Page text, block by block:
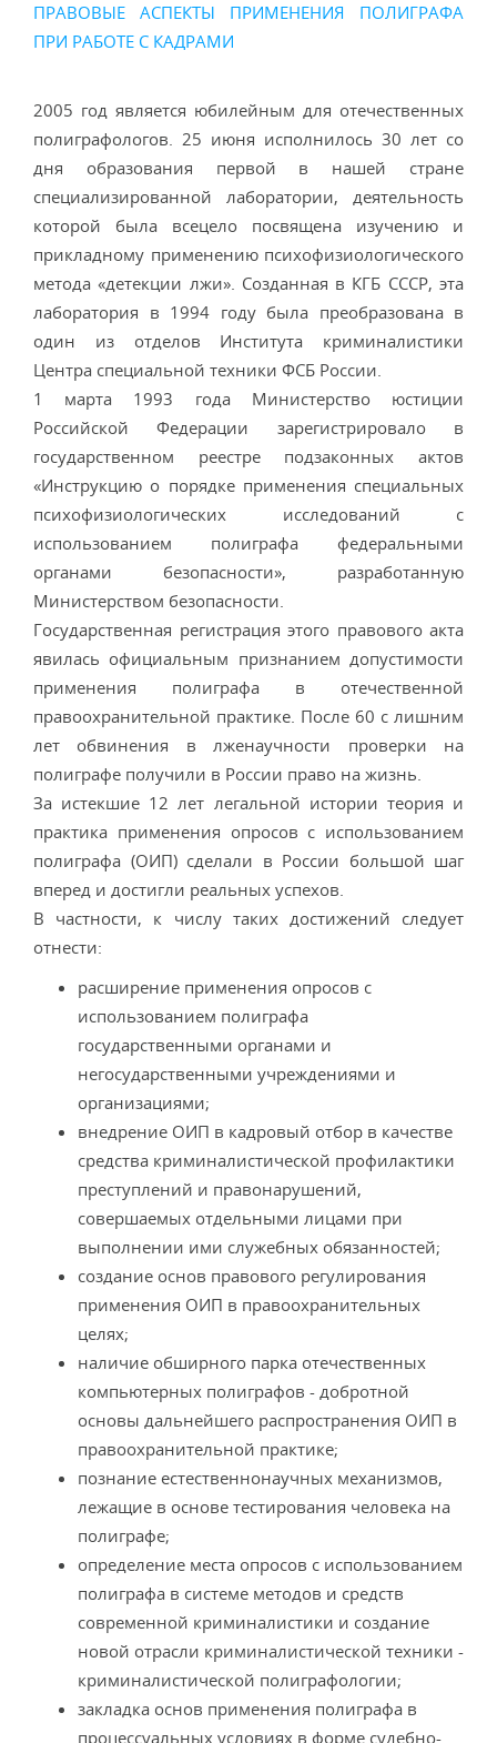
ПРАВОВЫЕ АСПЕКТЫ ПРИМЕНЕНИЯ ПОЛИГРАФА
ПРИ РАБОТЕ С КАДРАМИ
2005 год является юбилейным для отечественных
полиграфологов. 25 июня исполнилось 30 лет со
дня образования первой в нашей стране
специализированной лаборатории, деятельность
которой была всецело посвящена изучению и
прикладному применению психофизиологического
метода «детекции лжи». Созданная в КГБ СССР, эта
лаборатория в 1994 году была преобразована в
один из отделов Института криминалистики
Центра специальной техники ФСБ России.
1 марта 1993 года Министерство юстиции
Российской Федерации зарегистрировало в
государственном реестре подзаконных актов
«Инструкцию о порядке применения специальных
психофизиологических исследований с
использованием полиграфа федеральными
органами безопасности», разработанную
Министерством безопасности.
Государственная регистрация этого правового акта
явилась официальным признанием допустимости
применения полиграфа в отечественной
правоохранительной практике. После 60 с лишним
лет обвинения в лженаучности проверки на
полиграфе получили в России право на жизнь.
За истекшие 12 лет легальной истории теория и
практика применения опросов с использованием
полиграфа (ОИП) сделали в России большой шаг
вперед и достигли реальных успехов.
В частности, к числу таких достижений следует
отнести:
расширение применения опросов с
использованием полиграфа
государственными органами и
негосударственными учреждениями и
организациями;
внедрение ОИП в кадровый отбор в качестве
средства криминалистической профилактики
преступлений и правонарушений,
совершаемых отдельными лицами при
выполнении ими служебных обязанностей;
создание основ правового регулирования
применения ОИП в правоохранительных
целях;
наличие обширного парка отечественных
компьютерных полиграфов - добротной
основы дальнейшего распространения ОИП в
правоохранительной практике;
познание естественнонаучных механизмов,
лежащие в основе тестирования человека на
полиграфе;
определение места опросов с использованием
полиграфа в системе методов и средств
современной криминалистики и создание
новой отрасли криминалистической техники -
криминалистической полиграфологии;
закладка основ применения полиграфа в
процессуальных условиях в форме судебно-